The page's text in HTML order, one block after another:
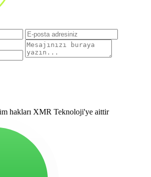
hakları XMR Teknoloji'ye aittir